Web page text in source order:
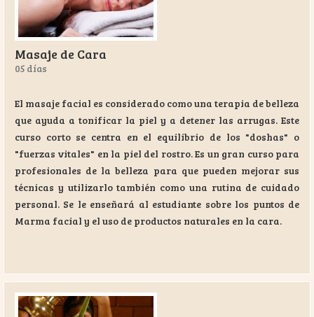
Masaje de Cara
05 días
El masaje facial es considerado como una terapia de belleza
que ayuda a tonificar la piel y a detener las arrugas. Este
curso corto se centra en el equilibrio de los "doshas" o
"fuerzas vitales" en la piel del rostro. Es un gran curso para
profesionales de la belleza para que pueden mejorar sus
técnicas y utilizarlo también como una rutina de cuidado
personal. Se le enseñará al estudiante sobre los puntos de
Marma facial y el uso de productos naturales en la cara.